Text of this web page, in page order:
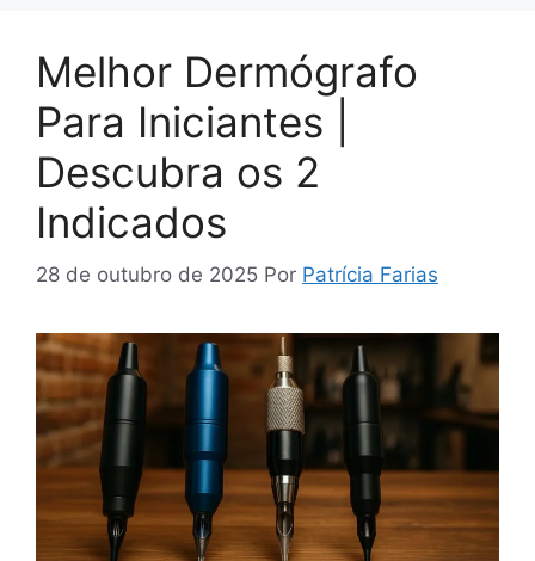
Melhor Dermógrafo
Para Iniciantes |
Descubra os 2
Indicados
28 de outubro de 2025 Por Patrícia Farias